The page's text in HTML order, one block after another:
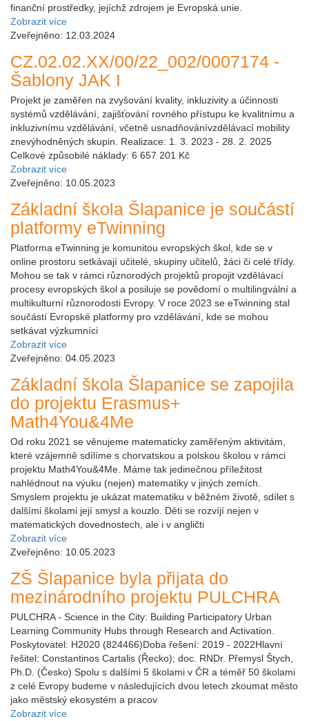
finanční prostředky, jejíchž zdrojem je Evropská unie.
Zobrazit více
Zveřejněno: 12.03.2024
CZ.02.02.XX/00/22_002/0007174 -
Šablony JAK I
Projekt je zaměřen na zvyšování kvality, inkluzivity a účinnosti
systémů vzdělávání, zajišťování rovného přístupu ke kvalitnímu a
inkluzivnímu vzdělávání, včetně usnadňovánívzdělávací mobility
znevýhodněných skupin. Realizace: 1. 3. 2023 - 28. 2. 2025
Celkové způsobilé náklady: 6 657 201 Kč
Zobrazit více
Zveřejněno: 10.05.2023
Základní škola Šlapanice je součástí
platformy eTwinning
Platforma eTwinning je komunitou evropských škol, kde se v
online prostoru setkávají učitelé, skupiny učitelů, žáci či celé třídy.
Mohou se tak v rámci různorodých projektů propojit vzdělávací
procesy evropských škol a posiluje se povědomí o multilingvální a
multikulturní různorodosti Evropy. V roce 2023 se eTwinning stal
součástí Evropské platformy pro vzdělávání, kde se mohou
setkávat výzkumníci
Zobrazit více
Zveřejněno: 04.05.2023
Základní škola Šlapanice se zapojila
do projektu Erasmus+
Math4You&4Me
Od roku 2021 se věnujeme matematicky zaměřeným aktivitám,
které vzájemně sdílíme s chorvatskou a polskou školou v rámci
projektu Math4You&4Me. Máme tak jedinečnou příležitost
nahlédnout na výuku (nejen) matematiky v jiných zemích.
Smyslem projektu je ukázat matematiku v běžném životě, sdílet s
dalšími školami její smysl a kouzlo. Děti se rozvíjí nejen v
matematických dovednostech, ale i v angličti
Zobrazit více
Zveřejněno: 10.05.2023
ZŠ Šlapanice byla přijata do
mezinárodního projektu PULCHRA
PULCHRA - Science in the City: Building Participatory Urban
Learning Community Hubs through Research and Activation.
Poskytovatel: H2020 (824466)Doba řešení: 2019 - 2022Hlavní
řešitel: Constantinos Cartalis (Řecko); doc. RNDr. Přemysl Štych,
Ph.D. (Česko) Spolu s dalšími 5 školami v ČR a téměř 50 školami
z celé Evropy budeme v následujících dvou letech zkoumat město
jako městský ekosystém a pracov
Zobrazit více